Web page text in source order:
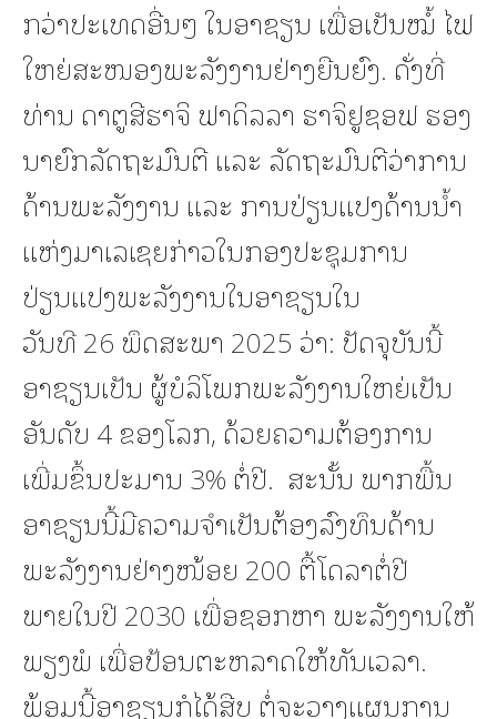
ກວ່າປະເທດອື່ນໆ ໃນອາຊຽນ ເພື່ອເປັນໝໍ້ ໄຟ
ໃຫຍ່ສະໜອງພະລັງງານຢ່າງຍືນຍົງ. ດັ່ງທີ່
ທ່ານ ດາຕູສີຮາຈິ ຟາດິລລາ ຮາຈິຢູຊອຟ ຮອງ
ນາຍົກລັດຖະມົນຕີ ແລະ ລັດຖະມົນຕີວ່າການ
ດ້ານພະລັງງານ ແລະ ການປ່ຽນແປງດ້ານນໍ້າ
ແຫ່ງມາເລເຊຍກ່າວໃນກອງປະຊຸມການ
ປ່ຽນແປງພະລັງງານໃນອາຊຽນໃນ
ວັນທີ 26 ພຶດສະພາ 2025 ວ່າ: ປັດຈຸບັນນີ້
ອາຊຽນເປັນ ຜູ້ບໍລິໂພກພະລັງງານໃຫຍ່ເປັນ
ອັນດັບ 4 ຂອງໂລກ, ດ້ວຍຄວາມຕ້ອງການ
ເພີ່ມຂຶ້ນປະມານ 3% ຕໍ່ປີ. ສະນັ້ນ ພາກພື້ນ
ອາຊຽນນີ້ມີຄວາມຈໍາເປັນຕ້ອງລົງທຶນດ້ານ
ພະລັງງານຢ່າງໜ້ອຍ 200 ຕື້ໂດລາຕໍ່ປີ
ພາຍໃນປີ 2030 ເພື່ອຊອກຫາ ພະລັງງານໃຫ້
ພຽງພໍ ເພື່ອປ້ອນຕະຫລາດໃຫ້ທັນເວລາ.
ພ້ອມນີ້ອາຊຽນກໍໄດ້ສືບ ຕໍ່ຈະວາງແຜນການ